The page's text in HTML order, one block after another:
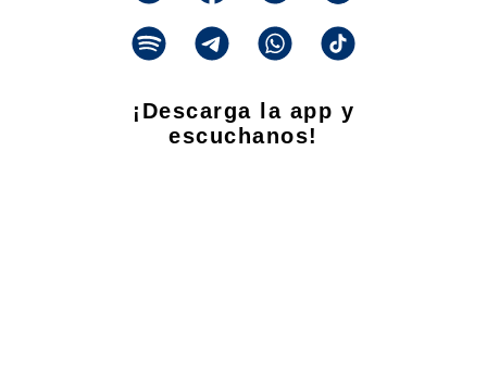
¡Descarga la app y
escuchanos!